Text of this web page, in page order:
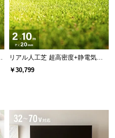
リアル人工芝 超高密度+静電気防
止 極細タイプ 芝丈20mm 2×10m
防草シート付
￥30,799